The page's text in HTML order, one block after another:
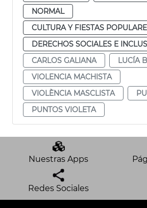
NORMAL
CULTURA Y FIESTAS
DERECHOS SOCIALES E
CARLOS GALIANA
LUCÍA
VIOLENCIA MACHISTA
VIOLÈNCIA MASCLISTA
PUNTOS VIOLETA
Nuestras Apps
Redes Sociales